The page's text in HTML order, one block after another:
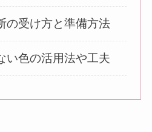
の受け方と準備方法
い色の活用法や工夫